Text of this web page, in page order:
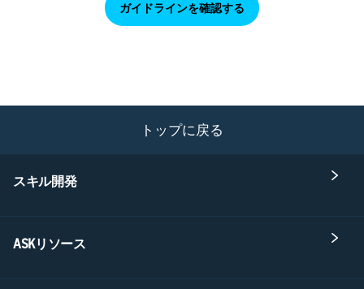
ガイドラインを確認する
トップに戻る
スキル開発
ASKリソース